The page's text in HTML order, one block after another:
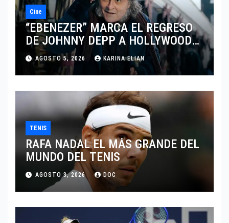
Cine
“EBENEZER” MARCA EL REGRESO
DE JOHNNY DEPP A HOLLYWOOD
TRAS SU PASO POR EL CINE
INDEPENDIENTE EUROPEO
AGOSTO 5, 2026 KARINA ELIAN
TENIS
RAFA NADAL EL MÁS GRANDE DEL
MUNDO DEL TENIS
AGOSTO 3, 2026 DOC